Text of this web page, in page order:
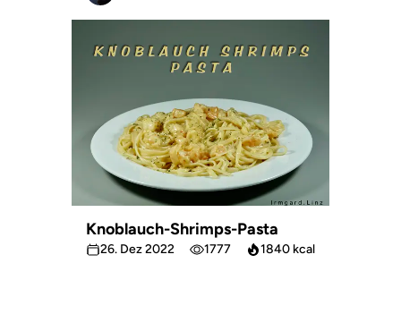
Knoblauch-Shrimps-Pasta
26. Dez 2022 1777 1840 kcal